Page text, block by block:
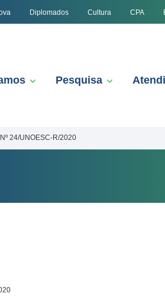
Diplomados Cultura CPA
Pesquisa
24/UNOESC-R/2020